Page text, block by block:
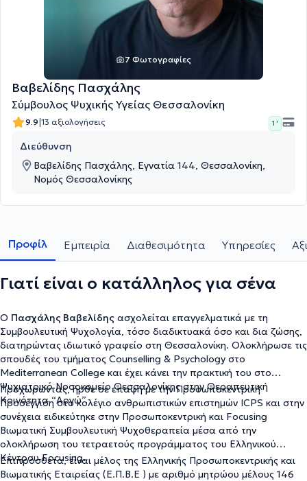
7 Φωτογραφίες
Βαβελίδης Πασχάλης
Σύμβουλος Ψυχικής Υγείας Θεσσαλονίκη
9.9|13 αξιολογήσεις 1 '
Διεύθυνση
Βαβελίδης Πασχάλης, Εγνατία 144, Θεσσαλονίκη,
Νομός Θεσσαλονίκης
Προφίλ Εμπειρία Διαθεσιμότητα Υπηρεσίες
Γιατί είναι ο κατάλληλος για σένα
Ο Πασχάλης Βαβελίδης ασχολείται επαγγελματικά με τη
Συμβουλευτική Ψυχολογία, τόσο διαδικτυακά όσο και δια ζώσης,
διατηρώντας ιδιωτικό γραφείο στη Θεσσαλονίκη. Ολοκλήρωσε τις
σπουδές του τμήματος Counselling & Psychology στο
Mediterranean College και έχει κάνει την πρακτική του στο
Ψυχιατρικό Νοσοκομείο Θεσσαλονίκης στην Θεραπευτική
Κοινότητα “Αργώ”.
Προχωρώντας, ήρθε σε επαφή με την Προσωποκεντρική
Προσέγγιση στο κολέγιο ανθρωπιστικών επιστημών ICPS και στην
συνέχεια ειδικεύτηκε στην Προσωποκεντρική και Focusing
Βιωματική Συμβουλευτική Ψυχοθεραπεία μέσα από την
ολοκλήρωση του τετραετούς προγράμματος του Ελληνικού
Κέντρου Focusing.
Επιπρόσθετα, είναι μέλος της Ελληνικής Προσωποκεντρικής και
Βιωματικής Εταιρείας (Ε.Π.Β.Ε ) με αριθμό μητρώου μέλους 146